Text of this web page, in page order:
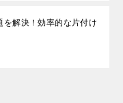
解決！効率的な片付け